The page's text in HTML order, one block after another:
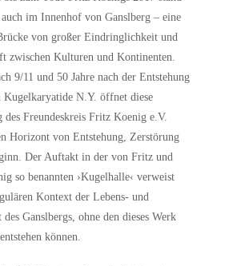
auch im Innenhof von Ganslberg – eine
von großer Eindringlichkeit und
zwischen Kulturen und Kontinenten.
9/11 und 50 Jahre nach der Entstehung
Kugelkaryatide N.Y. öffnet diese
des Freundeskreis Fritz Koenig e.V.
Horizont von Entstehung, Zerstörung
Der Auftakt in der von Fritz und
so benannten ›Kugelhalle‹ verweist
Kontext der Lebens- und
Ganslbergs, ohne den dieses Werk
können.